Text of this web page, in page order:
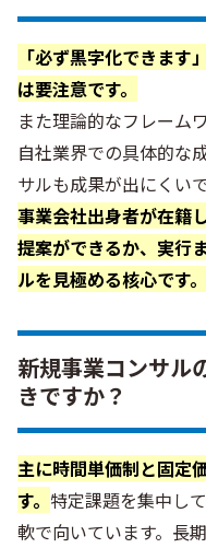
「必ず黒字化できま
は要注意です。
また理論的なフレーム
自社業界での具体的な
サルも成果が出にくいで
事業会社出身者が在籍
提案ができるか、実行
ルを見極める核心です。
新規事業コンサル
きですか？
主に時間単価制と固定
す。 特定課題を集中し
軟で向いています。長